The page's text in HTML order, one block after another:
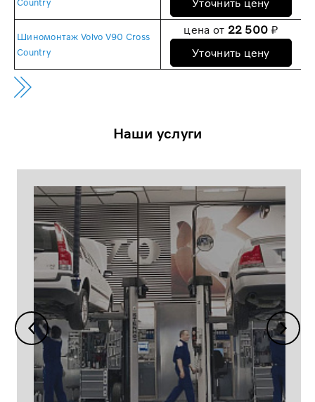
Country
Уточнить цену
Шиномонтаж Volvo V90 Cross
Country
цена от 22 500 ₽
Уточнить цену
Наши услуги